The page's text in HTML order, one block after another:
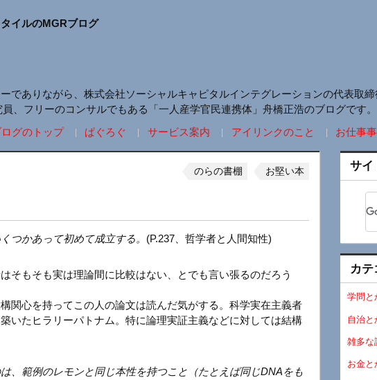
イルのMGRブログ
でありながら、株式会社ソーシャルキャピタルインテグレーションの代表取
、フリーのコンサルでもある「一人産学官民連携体」舟橋正浩のブログです。
グのトップ ぱぐろぐ サービス案内 アイリンクのこと お仕事
のらの書棚 お堅い本
つかあって初めて成立する。 (P.237、哲学者と人間知性)
そもそも実は理論間に比較はない、とでも言い張るのだろう
関心を持ってこの人の論文は読んだ気がする。科学実在主義者
いたヒラリーパトナム。特に論理実証主義などに対しては結構
、範例のレモンと同じ本性を持つこと（たとえば同じDNAをも
サイ
カテ
学問と
自治と
雑多な
お金と